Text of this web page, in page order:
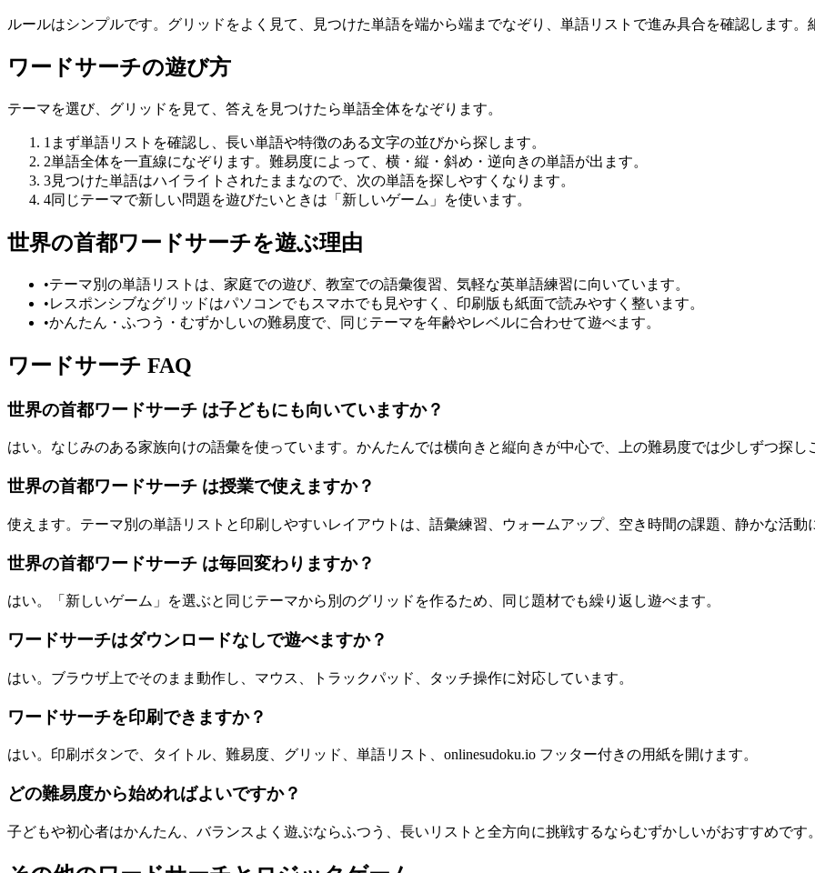
ルールはシンプルです。グリッドをよく見て、見つけた単語を端から端までなぞり、単語リストで進み具合を確認します。
ワードサーチの遊び方
テーマを選び、グリッドを見て、答えを見つけたら単語全体をなぞります。
1 まず単語リストを確認し、長い単語や特徴のある文字の並びから探します。
2単語全体を一直線になぞります。難易度によって、横・縦・斜め・逆向きの単語が出ます。
3見つけた単語はハイライトされたままなので、次の単語を探しやすくなります。
4同じテーマで新しい問題を遊びたいときは「新しいゲーム」を使います。
世界の首都ワードサーチを遊ぶ理由
•テーマ別の単語リストは、家庭での遊び、教室での語彙復習、気軽な英単語練習に向いています。
•レスポンシブなグリッドはパソコンでもスマホでも見やすく、印刷版も紙面で読みやすく整います。
•かんたん・ふつう・むずかしいの難易度で、同じテーマを年齢やレベルに合わせて遊べます。
ワードサーチ FAQ
世界の首都ワードサーチ は子どもにも向いていますか？
はい。なじみのある家族向けの語彙を使っています。かんたんでは横向きと縦向きが中心で、上の難易度では少しずつ探し
世界の首都ワードサーチ は授業で使えますか？
使えます。テーマ別の単語リストと印刷しやすいレイアウトは、語彙練習、ウォームアップ、空き時間の課題、静かな活動
世界の首都ワードサーチ は毎回変わりますか？
はい。「新しいゲーム」を選ぶと同じテーマから別のグリッドを作るため、同じ題材でも繰り返し遊べます。
ワードサーチはダウンロードなしで遊べますか？
はい。ブラウザ上でそのまま動作し、マウス、トラックパッド、タッチ操作に対応しています。
ワードサーチを印刷できますか？
はい。印刷ボタンで、タイトル、難易度、グリッド、単語リスト、onlinesudoku.io フッター付きの用紙を開けます。
どの難易度から始めればよいですか？
子どもや初心者はかんたん、バランスよく遊ぶならふつう、長いリストと全方向に挑戦するならむずかしいがおすすめです。